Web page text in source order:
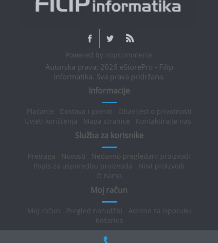
Powered by nopCommerce
Autorska prava; 2026 eStorePro - Filip
informatika. Sva prava pridržana.
Informacije
Plaćanje Dostava i povrat
Obavijest o privatnosti
Uvjeti korištenja
Mapa stranice Kontaktirajte nas
Služba za korisnike
Pretraga Novosti
Nedavno pregledani proizvodi
Popis za usporedbu proizvoda
Novi proizvodi
O nama
Moj račun
Moj račun Pregled narudžbi
Adrese za isporuku
Košarica